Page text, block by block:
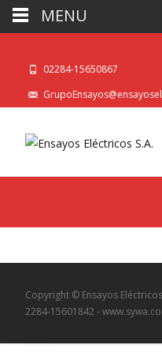
02284-15650867
Copyright © Ensayos
2284-15601842 -
MENU